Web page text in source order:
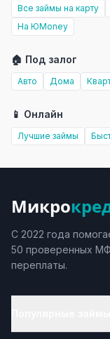
Все займы на карту
На ЮMoney
🏠 Под залог
Авто Дома
📱 Онлайн
Лучшие займы
Микро
С 2022 года
50 проверенных
переплаты.